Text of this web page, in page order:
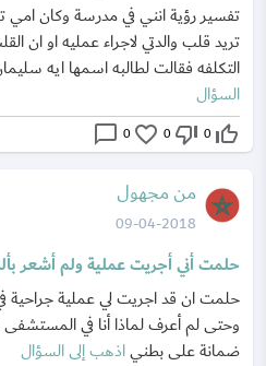
تفسير رؤية انني في مدرسة وكان
تريد قلب والدتي لاجراء عمليه او ان
التكلفه فقالت لطالبه اسمها ايه
السؤال
thumb_up_off_alt
0
thumb_down_off_alt
0
favorite_border
0
chat_bubble_outline
من مجهول
09-04-2018
حلمت أني أجريت عملية ولم أشعر
حلمت ان قد اجريت لي عملية جراحية
وحتى لم أعرف لماذا أنا في
ضمانة على بطنياذهب إلى السؤال